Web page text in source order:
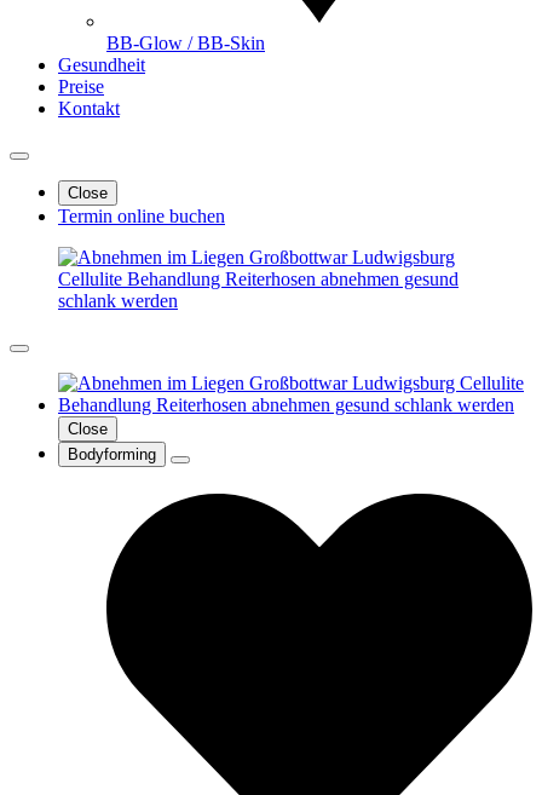
BB-Glow / BB-Skin
Gesundheit
Preise
Kontakt
Close
Termin online buchen
Close
Bodyforming